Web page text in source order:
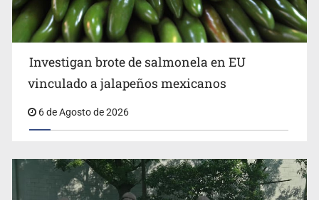
de caso Ayotzinapa
Investigan brote de salmonela en EU
vinculado a jalapeños mexicanos
6 de Agosto de 2026